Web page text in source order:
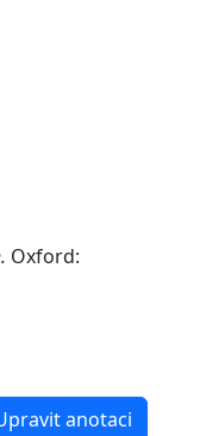
Oxford:
anotaci